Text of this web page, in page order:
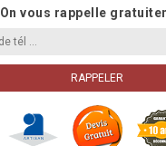
On vous rappelle